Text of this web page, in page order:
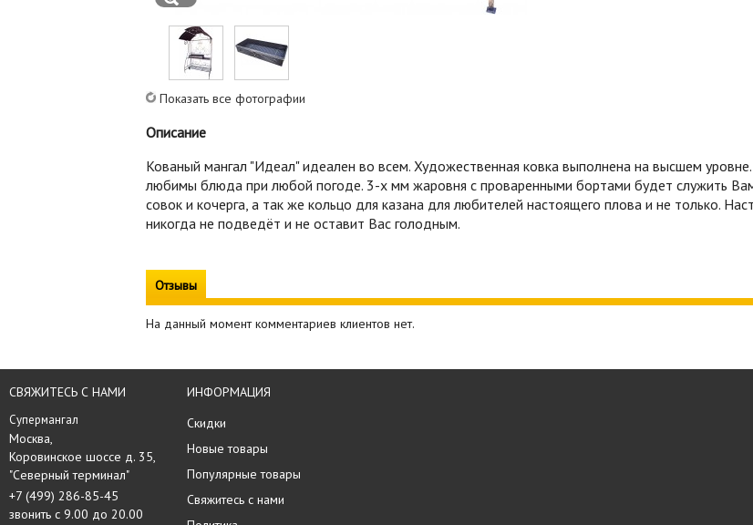
Показать все фотографии
Описание
Кованый мангал "Идеал" идеален во всем. Художественная ковка выполнена на высшем
любимы блюда при любой погоде. 3-х мм жаровня с проваренными бортами будет служить
совок и кочерга, а так же кольцо для казана для любителей настоящего плова и не только.
никогда не подведёт и не оставит Вас голодным.
Отзывы
На данный момент комментариев клиентов нет.
СВЯЖИТЕСЬ С НАМИ
Супермангал
Москва,
Коровинское шоссе д. 35,
"Северный терминал"
+7 (499) 286-85-45
звонить с 9.00 до 20.00
ИНФОРМАЦИЯ
Скидки
Новые товары
Популярные товары
Свяжитесь с нами